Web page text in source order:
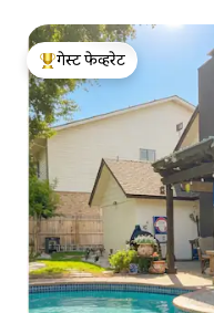
टॉप गेस्ट फेव्हरेट
गेस्ट फेव्हरेट